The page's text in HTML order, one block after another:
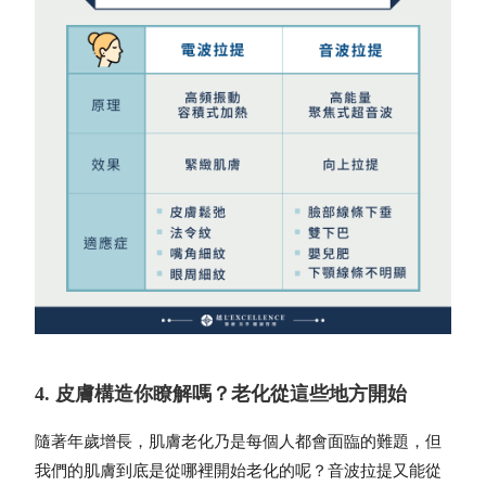
4. 皮膚構造你瞭解嗎？老化從這些地方開始
隨著年歲增長，肌膚老化乃是每個人都會面臨的難題，但
我們的肌膚到底是從哪裡開始老化的呢？音波拉提又能從